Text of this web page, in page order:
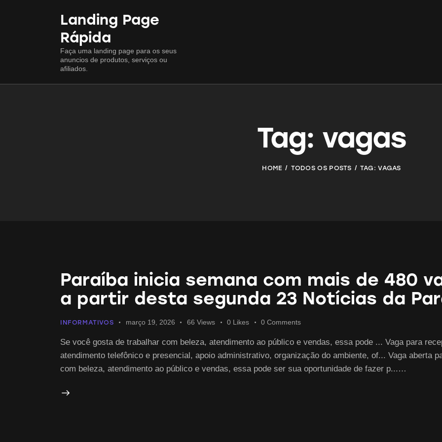
Landing Page
Rápida
Faça uma landing page para os seus
anuncios de produtos, serviços ou
afiliados.
Tag: vagas
HOME TODOS OS POSTS TAG: VAGAS
Paraíba inicia semana com mais de 480
a partir desta segunda 23 Notícias da
INFORMATIVOS março 19, 2026 66 Views 0 Likes 0 Comments
Se você gosta de trabalhar com beleza, atendimento ao público e vendas, essa pode ... Vaga para
atendimento telefônico e presencial, apoio administrativo, organização do ambiente, of... Vaga aberta
com beleza, atendimento ao público e vendas, essa pode ser sua oportunidade de fazer p...…